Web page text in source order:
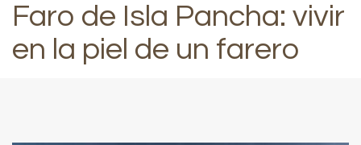
Faro de Isla Pancha: vivir
en la piel de un farero